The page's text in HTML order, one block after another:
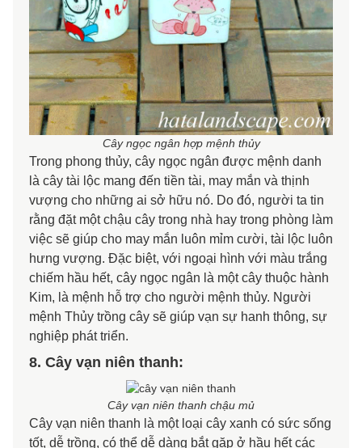
Cây ngọc ngân hợp mệnh thủy
Trong phong thủy, cây ngọc ngân được mệnh danh
là cây tài lộc mang đến tiền tài, may mắn và thịnh
vượng cho những ai sở hữu nó. Do đó, người ta tin
rằng đặt một chậu cây trong nhà hay trong phòng làm
việc sẽ giúp cho may mắn luôn mỉm cười, tài lộc luôn
hưng vượng. Đặc biệt, với ngoại hình với màu trắng
chiếm hầu hết, cây ngọc ngân là một cây thuộc hành
Kim, là mệnh hỗ trợ cho người mệnh thủy. Người
mệnh Thủy trồng cây sẽ giúp vạn sự hanh thông, sự
nghiệp phát triển.
8. Cây vạn niên thanh:
Cây vạn niên thanh chậu mủ
Cây vạn niên thanh là một loại cây xanh có sức sống
tốt, dễ trồng, có thể dễ dàng bắt gặp ở hầu hết các